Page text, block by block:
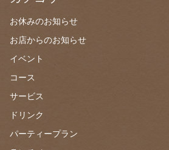
お休みのお知らせ
お店からのお知らせ
イベント
コース
サービス
ドリンク
パーティープラン